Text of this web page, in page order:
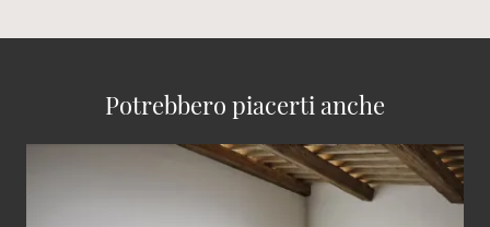
Potrebbero piacerti anche